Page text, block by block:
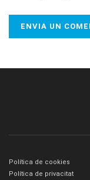
Política de cookies
Política de privacitat